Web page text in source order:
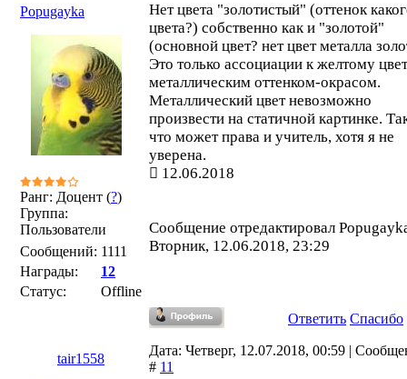
Popugayka
Ранг: Доцент (?)
Группа:
Пользователи
Сообщений: 1111
Награды:
12
Статус:
Offline
Нет цвета "золотистый" (оттенок
цвета?) собственно как и "золотой"
(основной цвет? нет цвет металла
Это только ассоциации к желтому
металлическим оттенком-окрасом.
Металлический цвет невозможно
произвести на статичной картинке.
что может права и учитель, хотя я не
уверена.
12.06.2018
Сообщение отредактировал
Вторник, 12.06.2018, 23:29
Ответить Спасибо
tair1558
Дата: Четверг, 12.07.2018, 00:59 |
# 11